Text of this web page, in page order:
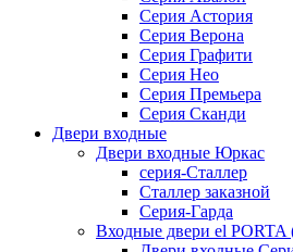
Серия Астория
Серия Верона
Серия Графити
Серия Нео
Серия Премьера
Серия Сканди
Двери входные
Двери входные Юркас
серия-Сталлер
Сталлер заказной
Серия-Гарда
Входные двери el PORTA